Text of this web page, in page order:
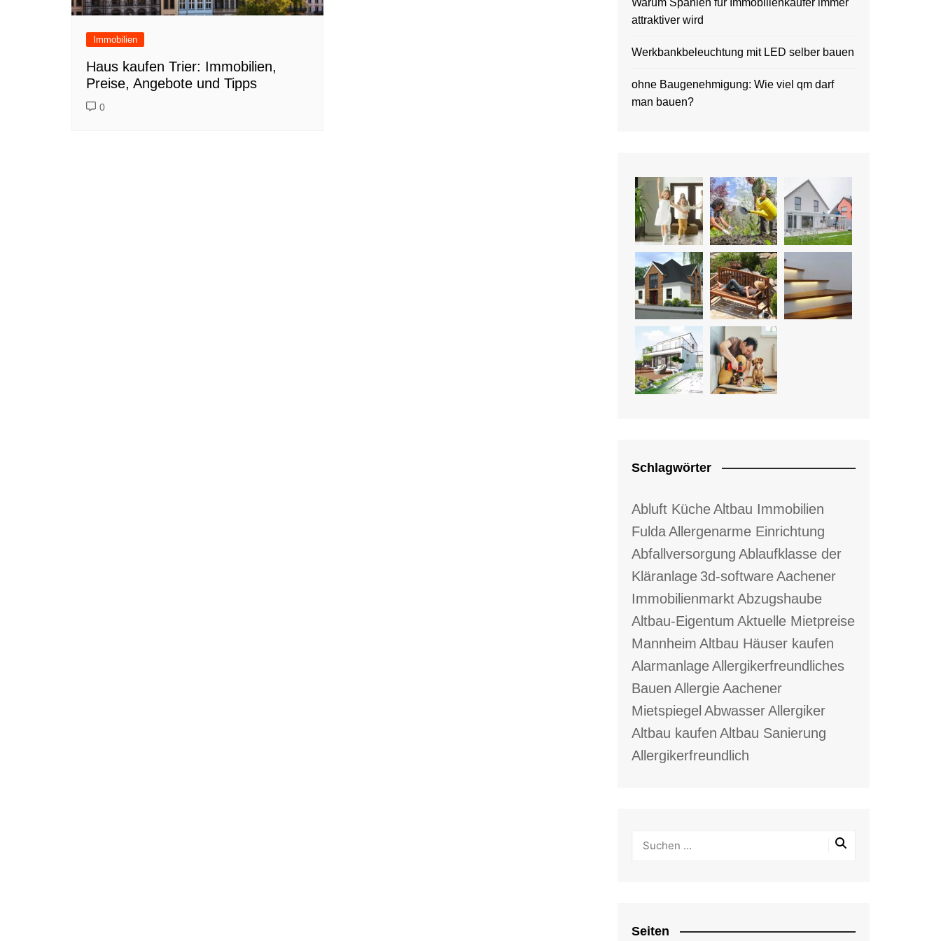
Immobilien
Haus kaufen Trier: Immobilien,
Preise, Angebote und Tipps
0
Warum Spanien für Immobilienkäufer immer
attraktiver wird
Werkbankbeleuchtung mit LED selber bauen
ohne Baugenehmigung: Wie viel qm darf
man bauen?
Schlagwörter
Abluft KücheAltbau Immobilien
FuldaAllergenarme Einrichtung
Abfallversorgung Ablaufklasse der
Kläranlage 3d-softwareAachener
ImmobilienmarktAbzugshaube
Altbau-Eigentum Aktuelle Mietpreise
Mannheim Altbau Häuser kaufen
AlarmanlageAllergikerfreundliches
Bauen AllergieAachener
Mietspiegel AbwasserAllergiker
Altbau kaufen Altbau Sanierung
Allergikerfreundlich
Seiten